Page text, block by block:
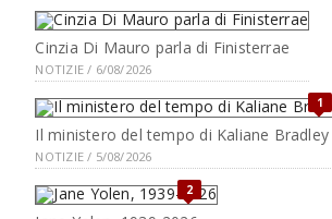
Cinzia Di Mauro parla di Finisterrae
NOTIZIE / 6/08/2026
1
Il ministero del tempo di Kaliane Bradley
NOTIZIE / 5/08/2026
2